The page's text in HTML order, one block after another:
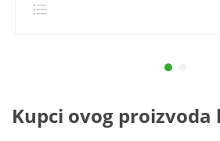
Kupci ovog proizvoda